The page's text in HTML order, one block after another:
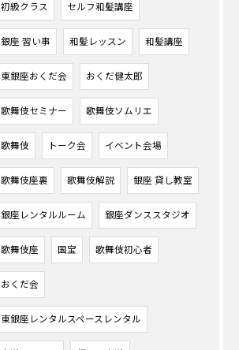
初級クラス セルフ和髪講座
銀座 習い事 和髪レッスン 和髪講座
東銀座おくだ会 おくだ健太郎
歌舞伎セミナー 歌舞伎ソムリエ
歌舞伎 トーク会 イベント会場
歌舞伎座裏 歌舞伎解説 銀座 貸し教室
銀座レンタルルーム 銀座ダンススタジオ
歌舞伎座 国宝 歌舞伎初心者
おくだ会
東銀座レンタルスペースレンタル